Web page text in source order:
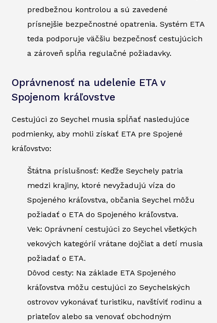
predbežnou kontrolou a sú zavedené
prísnejšie bezpečnostné opatrenia. Systém ETA
teda podporuje väčšiu bezpečnosť cestujúcich
a zároveň spĺňa regulačné požiadavky.
Oprávnenosť na udelenie ETA v
Spojenom kráľovstve
Cestujúci zo Seychel musia spĺňať nasledujúce
podmienky, aby mohli získať ETA pre Spojené
kráľovstvo:
Štátna príslušnosť: Keďže Seychely patria
medzi krajiny, ktoré nevyžadujú víza do
Spojeného kráľovstva, občania Seychel môžu
požiadať o ETA do Spojeného kráľovstva.
Vek: Oprávnení cestujúci zo Seychel všetkých
vekových kategórií vrátane dojčiat a detí musia
požiadať o ETA.
Dôvod cesty: Na základe ETA Spojeného
kráľovstva môžu cestujúci zo Seychelských
ostrovov vykonávať turistiku, navštíviť rodinu a
priateľov alebo sa venovať obchodným